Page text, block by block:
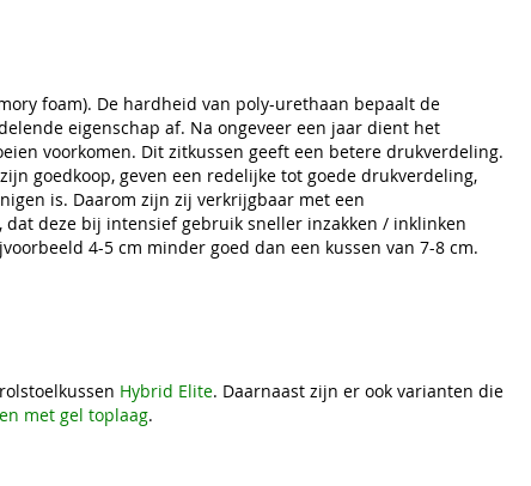
foam). De hardheid van poly-urethaan bepaalt de
eigenschap af. Na ongeveer een jaar dient het
voorkomen. Dit zitkussen geeft een betere drukverdeling.
goedkoop, geven een redelijke tot goede drukverdeling,
is. Daarom zijn zij verkrijgbaar met een
deze bij intensief gebruik sneller inzakken / inklinken
4-5 cm minder goed dan een kussen van 7-8 cm.
Hybrid Elite. Daarnaast zijn er ook varianten die
met gel toplaag.